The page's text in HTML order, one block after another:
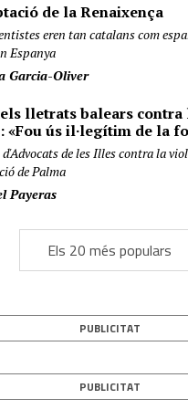
de la Renaixença
eren tan catalans com
Espanya
Garcia-Oliver
lletrats balears
ús il·legítim de la
d'Advocats de les Illes contra la
de Palma
Payeras
Els 20 més populars
PUBLICITAT
PUBLICITAT